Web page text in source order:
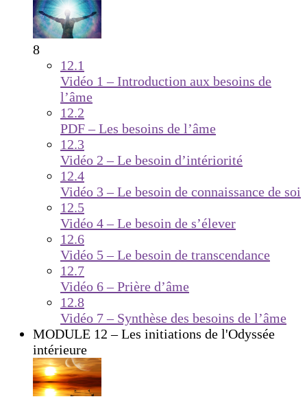
8
12.1
Vidéo 1 – Introduction aux besoins de
l’âme
12.2
PDF – Les besoins de l’âme
12.3
Vidéo 2 – Le besoin d’intériorité
12.4
Vidéo 3 – Le besoin de connaissance de soi
12.5
Vidéo 4 – Le besoin de s’élever
12.6
Vidéo 5 – Le besoin de transcendance
12.7
Vidéo 6 – Prière d’âme
12.8
Vidéo 7 – Synthèse des besoins de l’âme
MODULE 12 – Les initiations de l'Odyssée
intérieure